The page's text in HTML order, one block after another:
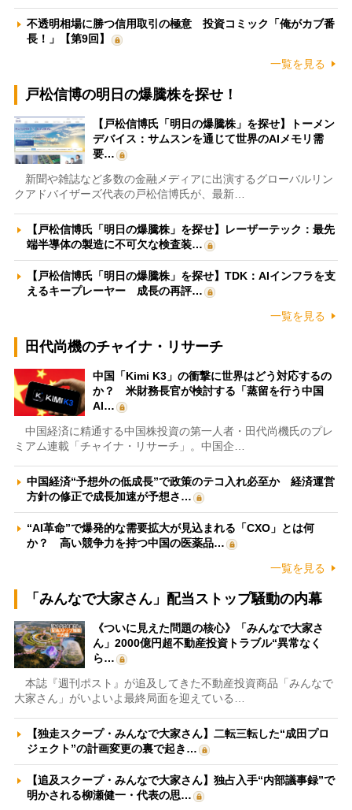
不透明相場に勝つ信用取引の極意 投資コミック「俺がカブ番
長！」【第9回】
一覧を見る
戸松信博の明日の爆騰株を探せ！
【戸松信博氏「明日の爆騰株」を探せ】トーメン
デバイス：サムスンを通じて世界のAIメモリ需
要…
新聞や雑誌など多数の金融メディアに出演するグローバルリン
クアドバイザーズ代表の戸松信博氏が、最新…
【戸松信博氏「明日の爆騰株」を探せ】レーザーテック：最先
端半導体の製造に不可欠な検査装…
【戸松信博氏「明日の爆騰株」を探せ】TDK：AIインフラを支
えるキープレーヤー 成長の再評…
一覧を見る
田代尚機のチャイナ・リサーチ
中国「Kimi K3」の衝撃に世界はどう対応するの
か？ 米財務長官が検討する「蒸留を行う中国
AI…
中国経済に精通する中国株投資の第一人者・田代尚機氏のプレ
ミアム連載「チャイナ・リサーチ」。中国企…
中国経済“予想外の低成長”で政策のテコ入れ必至か 経済運営
方針の修正で成長加速が予想さ…
“AI革命”で爆発的な需要拡大が見込まれる「CXO」とは何
か？ 高い競争力を持つ中国の医薬品…
一覧を見る
「みんなで大家さん」配当ストップ騒動の内幕
《ついに見えた問題の核心》「みんなで大家さ
ん」2000億円超不動産投資トラブル“異常なく
ら…
本誌『週刊ポスト』が追及してきた不動産投資商品「みんなで
大家さん」がいよいよ最終局面を迎えている…
【独走スクープ・みんなで大家さん】二転三転した“成田プロ
ジェクト”の計画変更の裏で起き…
【追及スクープ・みんなで大家さん】独占入手“内部議事録”で
明かされる柳瀬健一・代表の思…